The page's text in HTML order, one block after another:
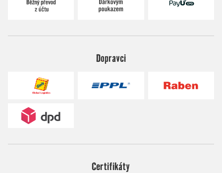
Dopravci
Certifikáty